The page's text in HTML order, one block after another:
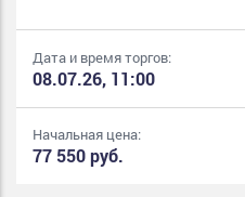
Дата и время торгов:
08.07.26, 11:00
Начальная цена:
77 550 руб.